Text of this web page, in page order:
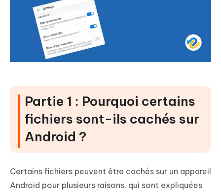
Partie 1 : Pourquoi certains
fichiers sont-ils cachés sur
Android ?
Certains fichiers peuvent être cachés sur un appareil
Android pour plusieurs raisons, qui sont expliquées